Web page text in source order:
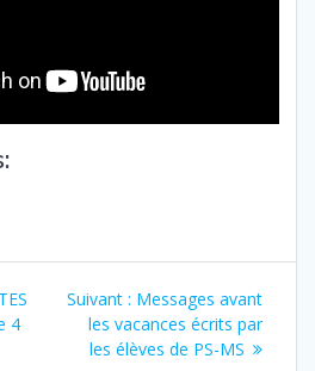
4
Suivant : Messages avant
les vacances écrits par
les élèves de PS-MS